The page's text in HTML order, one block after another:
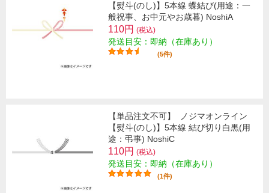
【熨斗(のし)】5本線 蝶結び(用途：一
般祝事、お中元やお歳暮) NoshiA
110円 (税込)
発送目安：即納（在庫あり）
(5件)
【単品注文不可】
ノジマオンライン
【熨斗(のし)】5本線 結び切り白黒(用
途：弔事) NoshiC
110円 (税込)
発送目安：即納（在庫あり）
(1件)